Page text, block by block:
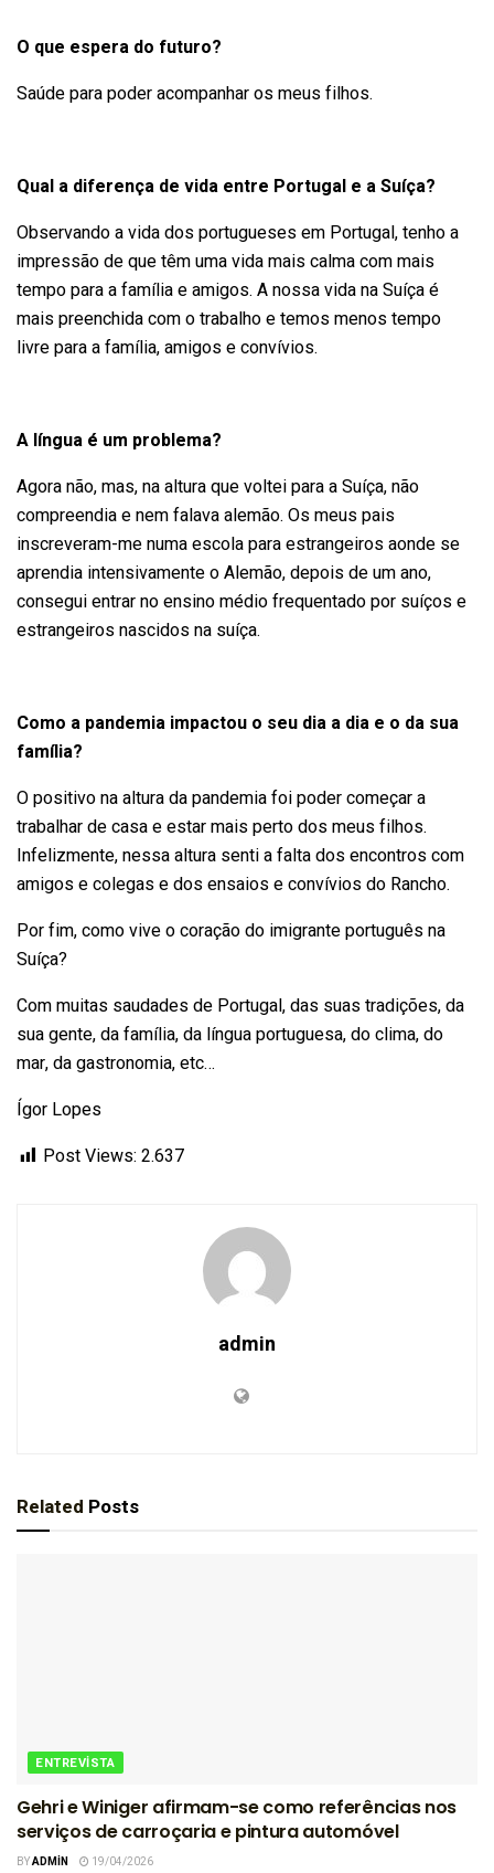
O que espera do futuro?
Saúde para poder acompanhar os meus filhos.
Qual a diferença de vida entre Portugal e a Suíça?
Observando a vida dos portugueses em Portugal, tenho a
impressão de que têm uma vida mais calma com mais
tempo para a família e amigos. A nossa vida na Suíça é
mais preenchida com o trabalho e temos menos tempo
livre para a família, amigos e convívios.
A língua é um problema?
Agora não, mas, na altura que voltei para a Suíça, não
compreendia e nem falava alemão. Os meus pais
inscreveram-me numa escola para estrangeiros aonde se
aprendia intensivamente o Alemão, depois de um ano,
consegui entrar no ensino médio frequentado por suíços e
estrangeiros nascidos na suíça.
Como a pandemia impactou o seu dia a dia e o da sua
família?
O positivo na altura da pandemia foi poder começar a
trabalhar de casa e estar mais perto dos meus filhos.
Infelizmente, nessa altura senti a falta dos encontros com
amigos e colegas e dos ensaios e convívios do Rancho.
Por fim, como vive o coração do imigrante português na
Suíça?
Com muitas saudades de Portugal, das suas tradições, da
sua gente, da família, da língua portuguesa, do clima, do
mar, da gastronomia, etc…
Ígor Lopes
Post Views: 2.637
admin
Related Posts
ENTREVISTA
Gehri e Winiger afirmam-se como referências nos
serviços de carroçaria e pintura automóvel
BYADMIN 19/04/2026